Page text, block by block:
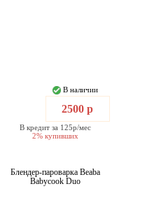
В наличии
2500 р
В кредит за 125р/мес
2% купивших
Блендер-пароварка Beaba
Babycook Duo